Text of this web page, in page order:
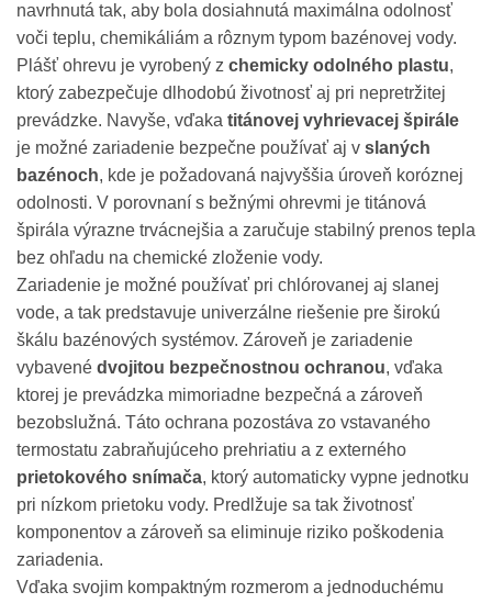
navrhnutá tak, aby bola dosiahnutá maximálna odolnosť
voči teplu, chemikáliám a rôznym typom bazénovej vody.
Plášť ohrevu je vyrobený z chemicky odolného plastu,
ktorý zabezpečuje dlhodobú životnosť aj pri nepretržitej
prevádzke. Navyše, vďaka titánovej vyhrievacej špirále
je možné zariadenie bezpečne používať aj v slaných
bazénoch, kde je požadovaná najvyššia úroveň koróznej
odolnosti. V porovnaní s bežnými ohrevmi je titánová
špirála výrazne trvácnejšia a zaručuje stabilný prenos tepla
bez ohľadu na chemické zloženie vody.
Zariadenie je možné používať pri chlórovanej aj slanej
vode, a tak predstavuje univerzálne riešenie pre širokú
škálu bazénových systémov. Zároveň je zariadenie
vybavené dvojitou bezpečnostnou ochranou, vďaka
ktorej je prevádzka mimoriadne bezpečná a zároveň
bezobslužná. Táto ochrana pozostáva zo vstavaného
termostatu zabraňujúceho prehriatiu a z externého
prietokového snímača, ktorý automaticky vypne jednotku
pri nízkom prietoku vody. Predlžuje sa tak životnosť
komponentov a zároveň sa eliminuje riziko poškodenia
zariadenia.
Vďaka svojim kompaktným rozmerom a jednoduchému